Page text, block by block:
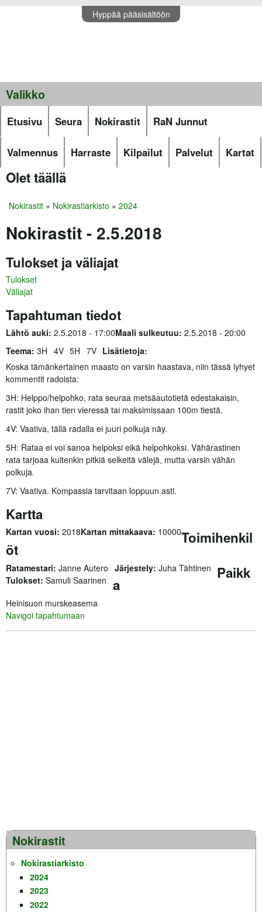
Hyppää pääsisältöön
Valikko
Etusivu Seura Nokirastit RaN Junnut
Valmennus Harraste Kilpailut Palvelut Kartat
Olet täällä
Nokirastit » Nokirastiarkisto » 2024
Nokirastit - 2.5.2018
Tulokset ja väliajat
Tulokset
Väliajat
Tapahtuman tiedot
Lähtö auki: 2.5.2018 - 17:00Maali sulkeutuu: 2.5.2018 - 20:00
Teema: 3H 4V 5H 7V Lisätietoja:
Koska tämänkertainen maasto on varsin haastava, niin tässä lyhyet
kommentit radoista:
3H: Helppo/helpohko, rata seuraa metsäautotietä edestakaisin,
rastit joko ihan tien vieressä tai maksimissaan 100m tiestä.
4V: Vaativa, tällä radalla ei juuri polkuja näy.
5H: Rataa ei voi sanoa helpoksi eikä helpohkoksi. Vähärastinen
rata tarjoaa kuitenkin pitkiä selkeitä välejä, mutta varsin vähän
polkuja.
7V: Vaativa. Kompassia tarvitaan loppuun asti.
Kartta
Kartan vuosi: 2018Kartan mittakaava: 10000Toimihenkil
öt
Ratamestari: Janne Autero Järjestely: Juha Tähtinen
Tulokset: Samuli Saarinen Paikk
a
Heinisuon murskeasema
Navigoi tapahtumaan
Nokirastit
Nokirastiarkisto
2024
2023
2022